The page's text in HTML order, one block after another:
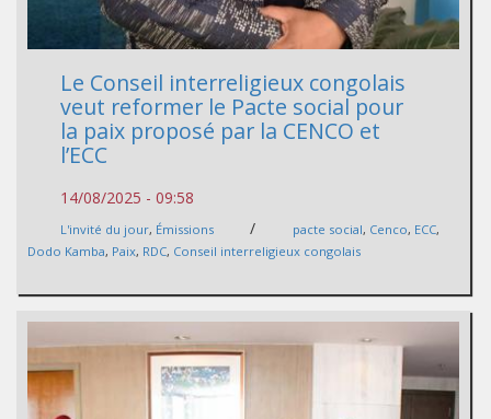
Le Conseil interreligieux congolais
veut reformer le Pacte social pour
la paix proposé par la CENCO et
l’ECC
14/08/2025 - 09:58
L'invité du jour, Émissions / pacte social, Cenco, ECC,
Dodo Kamba, Paix, RDC, Conseil interreligieux congolais